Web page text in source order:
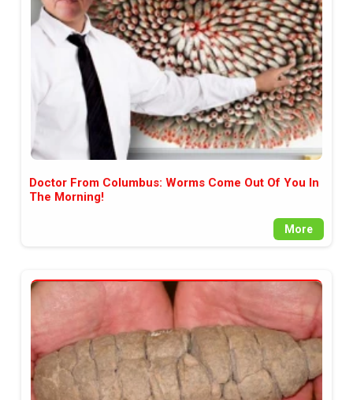
Doctor From Columbus: Worms Come Out Of You In
The Morning!
More